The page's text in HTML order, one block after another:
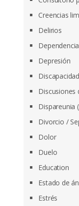
Creencias
Delirios
Depresión
Discusiones
Dispareunia
Divorcio /
Dolor
Duelo
Education
Estado de
Estrés